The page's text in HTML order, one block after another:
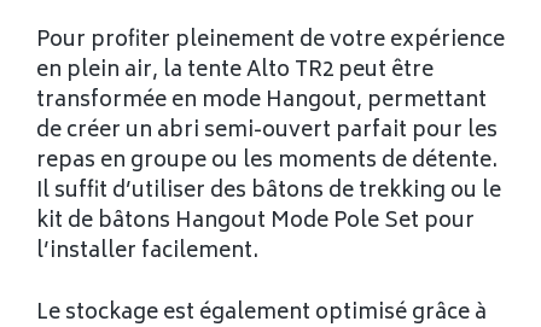
Pour profiter pleinement de votre expérience
en plein air, la tente Alto TR2 peut être
transformée en mode Hangout, permettant
de créer un abri semi-ouvert parfait pour les
repas en groupe ou les moments de détente.
Il suffit d’utiliser des bâtons de trekking ou le
kit de bâtons Hangout Mode Pole Set pour
l’installer facilement.
Le stockage est également optimisé grâce à